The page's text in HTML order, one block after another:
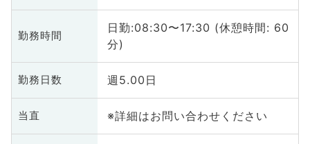
勤務時間
日勤:08:30〜17:30 (休憩時間: 60
分)
勤務日数 週5.00日
当直 ※詳細はお問い合わせください